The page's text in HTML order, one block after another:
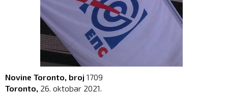
Novine Toronto, broj 1709
Toronto, 26. oktobar 2021.